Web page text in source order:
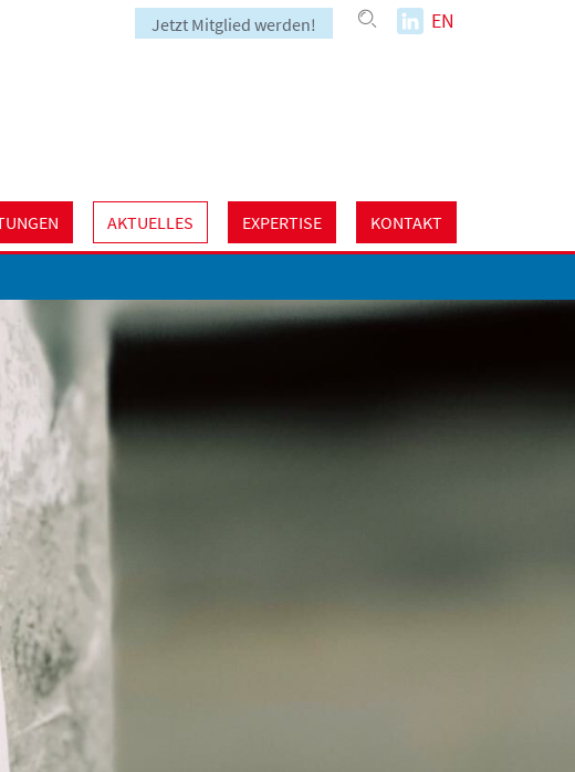
Jetzt Mitglied werden! EN
AKTUELLES EXPERTISE KONTAKT